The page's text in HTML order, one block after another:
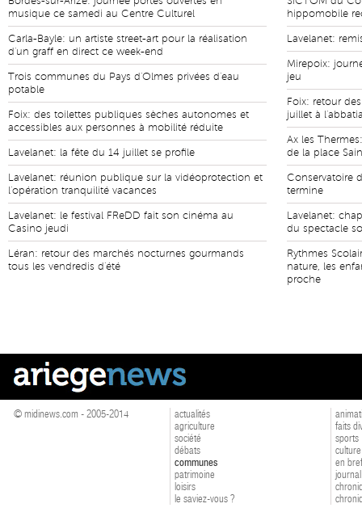
musique ce samedi au Centre Culturel
Carla-Bayle: un artiste street-art pour la réalisation
d'un graff en direct ce week-end
Trois communes du Pays d'Olmes privées d'eau
potable
Foix: des toilettes publiques sèches autonomes et
accessibles aux personnes à mobilité réduite
Lavelanet: la fête du 14 juillet se profile
Lavelanet: réunion publique sur la vidéoprotection et
l'opération tranquilité vacances
Lavelanet: le festival FReDD fait son cinéma au
Casino jeudi
Léran: retour des marchés nocturnes gourmands
tous les vendredis d'été
hippomobile
Lavelanet:
Mirepoix:
jeu
Foix: retour
juillet à
Ax les
de la place
Conservatoire
termine
Lavelanet:
du spectacle
Rythmes
nature, les
proche
© midinews.com - 2005-2014
actualités
agriculture
société
débats
communes
patrimoine
loisirs
le saviez-vous ?
faits
sports
culture
en bref